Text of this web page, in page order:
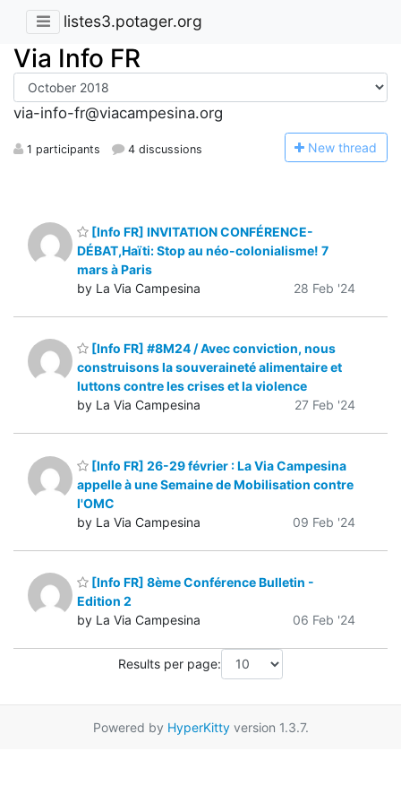
listes3.potager.org
Via Info FR
via-info-fr@viacampesina.org
1 participants 4 discussions New thread
[Info FR] INVITATION CONFÉRENCE-
DÉBAT,Haïti: Stop au néo-colonialisme! 7
mars à Paris
by La Via Campesina
28 Feb '24
[Info FR] #8M24 / Avec conviction, nous
construisons la souveraineté alimentaire et
luttons contre les crises et la violence
by La Via Campesina
27 Feb '24
[Info FR] 26-29 février : La Via Campesina
appelle à une Semaine de Mobilisation contre
l'OMC
by La Via Campesina
09 Feb '24
[Info FR] 8ème Conférence Bulletin -
Edition 2
by La Via Campesina
06 Feb '24
Results per page:
Powered by HyperKittyversion 1.3.7.